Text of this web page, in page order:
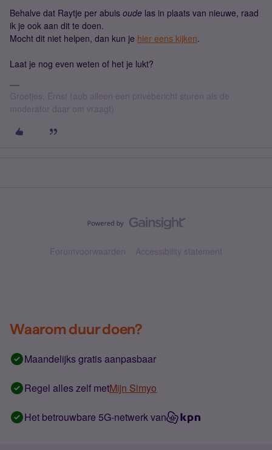
Behalve dat Raytje per abuis oude las in plaats van nieuwe, raad
ik je ook aan dit te doen.
Mocht dit niet helpen, dan kun je hier eens kijken.
Laat je nog even weten of het je lukt?
Groetjes, Ernst (aub alleen een privébericht sturen als de
moderator daar om vraagt)
Forumvoorwaarden Accessibility statement
Waarom duur doen?
Maandelijks gratis aanpasbaar
Regel alles zelf metMijn Simyo
Het betrouwbare 5G-netwerk van